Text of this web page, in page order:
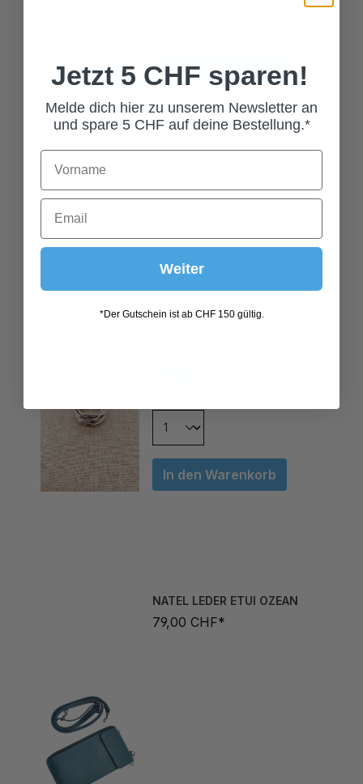
RING POSITANO SILBER
SCHMAL
49,00 CHF*
In den Warenkorb
79,00 CHF*
Jetzt 5 CHF sparen!
Melde dich hier zu unserem Newsletter an
und spare 5 CHF auf deine Bestellung.*
Weiter
*Der Gutschein ist ab CHF 150 gültig.